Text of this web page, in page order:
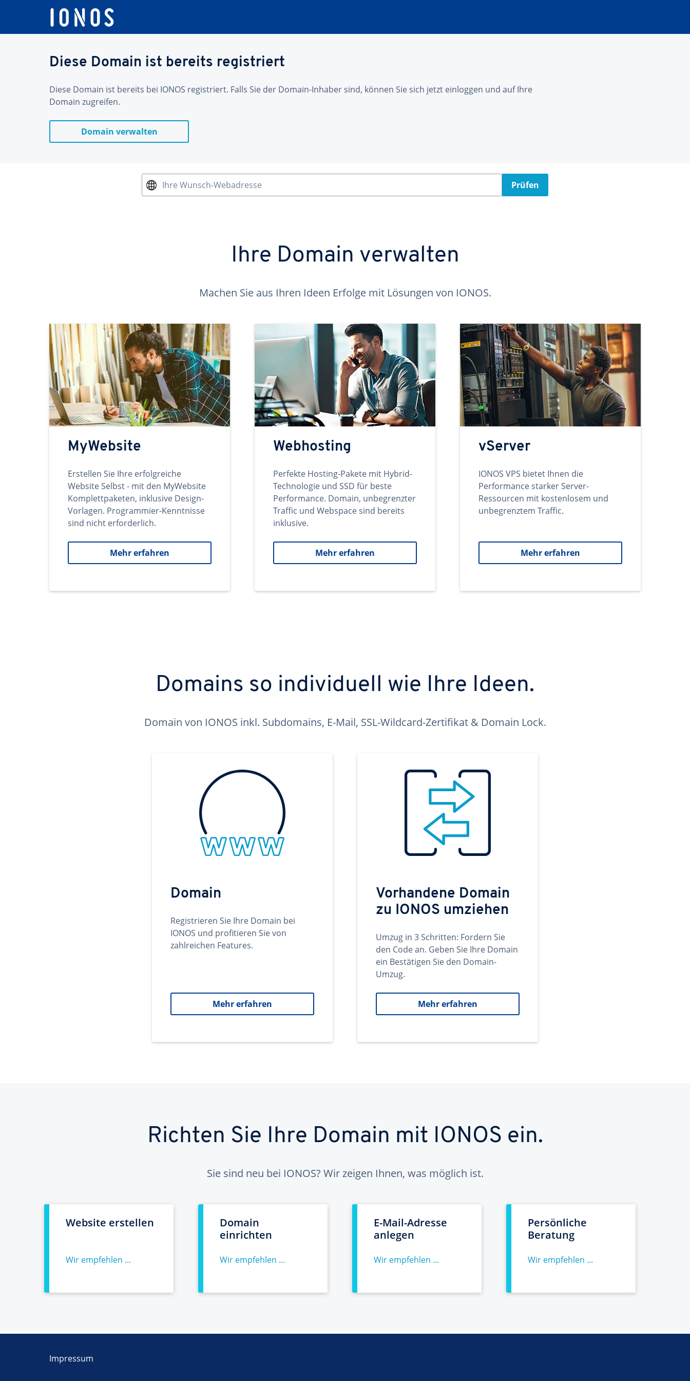
Diese Domain ist bereits registriert
Diese Domain ist bereits bei IONOS registriert. Falls Sie der Domain-Inhaber sind, können Sie sich jetzt einloggen und auf Ihre
Domain zugreifen.
Domain verwalten
Ihre Wunsch-Webadresse Prüfen
Ihre Domain verwalten
Machen Sie aus Ihren Ideen Erfolge mit Lösungen von IONOS.
MyWebsite
Erstellen Sie Ihre erfolgreiche
Website Selbst - mit den MyWebsite
Komplettpaketen, inklusive Design-
Vorlagen. Programmier-Kenntnisse
sind nicht erforderlich.
Mehr erfahren
Webhosting
Perfekte Hosting-Pakete mit Hybrid-
Technologie und SSD für beste
Performance. Domain, unbegrenzter
Traffic und Webspace sind bereits
inklusive.
Mehr erfahren
vServer
IONOS VPS bietet Ihnen die
Performance starker Server-
Ressourcen mit kostenlosem und
unbegrenztem Traffic.
Mehr erfahren
Domains so individuell wie Ihre Ideen.
Domain von IONOS inkl. Subdomains, E-Mail, SSL-Wildcard-Zertifikat & Domain Lock.
Domain
Registrieren Sie Ihre Domain bei
IONOS und profitieren Sie von
zahlreichen Features.
Mehr erfahren
Vorhandene Domain
zu IONOS umziehen
Umzug in 3 Schritten: Fordern Sie
den Code an. Geben Sie Ihre Domain
ein Bestätigen Sie den Domain-
Umzug.
Mehr erfahren
Richten Sie Ihre Domain mit IONOS ein.
Sie sind neu bei IONOS? Wir zeigen Ihnen, was möglich ist.
Website erstellen
Wir empfehlen ...
Domain
einrichten
Wir empfehlen ...
E-Mail-Adresse
anlegen
Wir empfehlen ...
Persönliche
Beratung
Wir empfehlen ...
Impressum